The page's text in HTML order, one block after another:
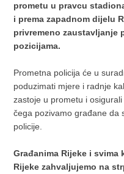
prometu u pravcu
i prema zapadnom dijelu
privremeno zaustavljanje
pozicijama.
Prometna policija će u
poduzimati mjere i radnje
zastoje u prometu i
čega pozivamo građane da
policije.
Građanima Rijeke i
Rijeke zahvaljujemo na